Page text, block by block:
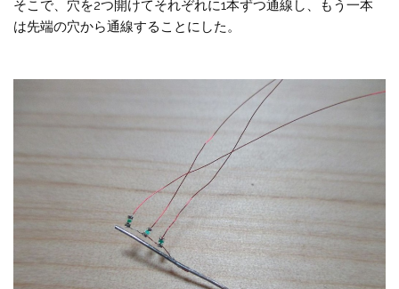
そこで、穴を2つ開けてそれぞれに1本ずつ通線し、もう一本
は先端の穴から通線することにした。